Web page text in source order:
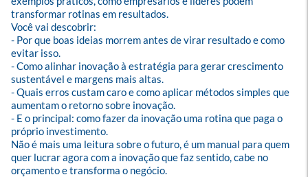
transformar rotinas em resultados.
Você vai descobrir:
- Por que boas ideias morrem antes de virar resultado e como
evitar isso.
- Como alinhar inovação à estratégia para gerar crescimento
sustentável e margens mais altas.
- Quais erros custam caro e como aplicar métodos simples que
aumentam o retorno sobre inovação.
- E o principal: como fazer da inovação uma rotina que paga o
próprio investimento.
Não é mais uma leitura sobre o futuro, é um manual para quem
quer lucrar agora com a inovação que faz sentido, cabe no
orçamento e transforma o negócio.